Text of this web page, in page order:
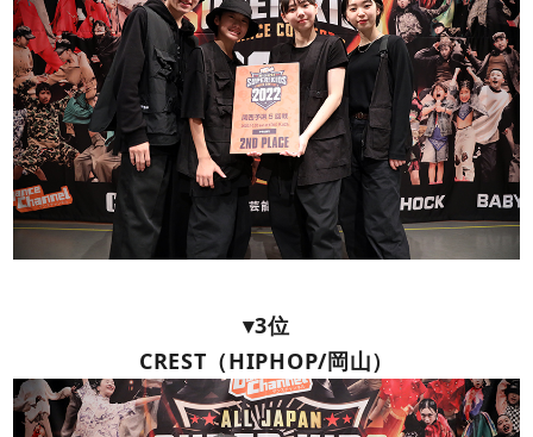
▾3位
CREST（HIPHOP/岡山）